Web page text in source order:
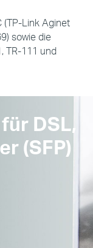
(TP-Link Aginet
sowie die
TR-111 und
DSL,
(SFP)